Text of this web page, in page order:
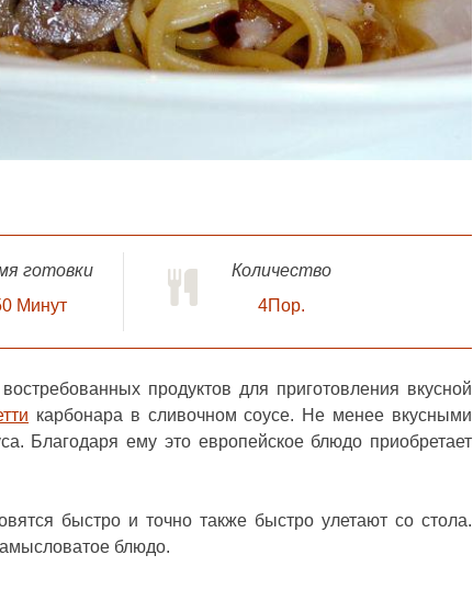
готовки
Минут
Количество
4Пор.
продуктов для приготовления вкусной
карбонара в сливочном соусе. Не менее вкусными
Благодаря ему это европейское блюдо приобретает
быстро и точно также быстро улетают со стола.
блюдо.